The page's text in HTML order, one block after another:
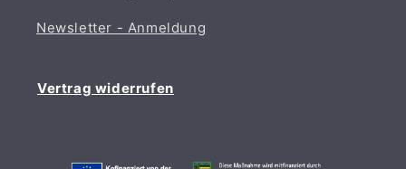
Newsletter - Anmeldung
Vertrag widerrufen